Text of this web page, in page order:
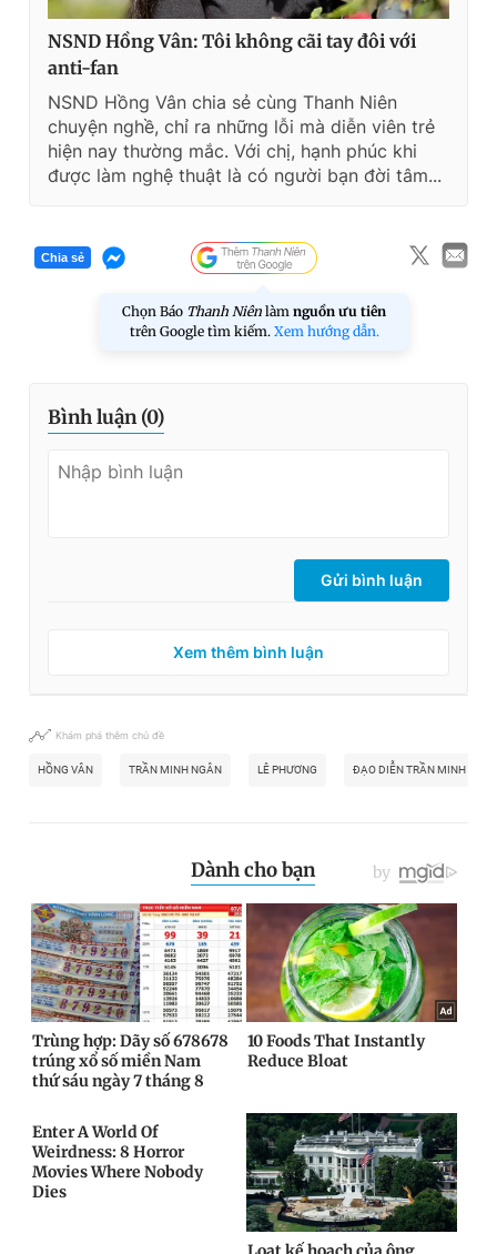
NSND Hồng Vân: Tôi không cãi tay đôi với
anti-fan
NSND Hồng Vân chia sẻ cùng Thanh Niên
chuyện nghề, chỉ ra những lỗi mà diễn viên trẻ
hiện nay thường mắc. Với chị, hạnh phúc khi
được làm nghệ thuật là có người bạn đời tâm...
Chia sẻ
Chọn Báo Thanh Niên làm nguồn ưu tiên
trên Google tìm kiếm. Xem hướng dẫn.
Bình luận (0)
Gửi bình luận
Xem thêm bình luận
Khám phá thêm chủ đề
HỒNG VÂN TRẦN MINH NGÂN LÊ PHƯƠNG ĐẠO DIỄN TRẦN MINH